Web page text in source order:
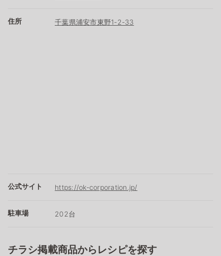
住所 千葉県浦安市東野1-2-33
公式サイト https://ok-corporation.jp/
駐車場 202台
チラシ掲載商品からレシピを探す